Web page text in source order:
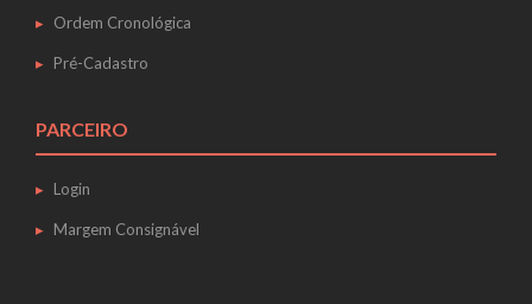
Ordem Cronológica
Pré-Cadastro
PARCEIRO
Login
Margem Consignável